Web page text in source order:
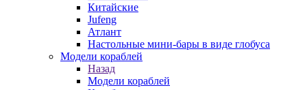
Китайские
Jufeng
Атлант
Настольные мини-бары в виде глобуса
Модели кораблей
Назад
Модели кораблей